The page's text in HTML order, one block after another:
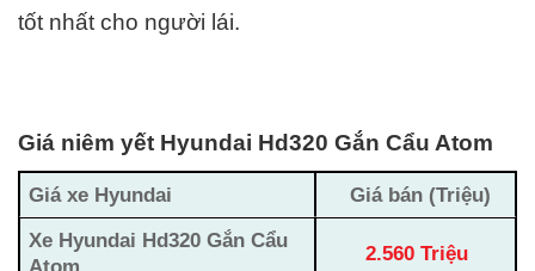
tốt nhất cho người lái.
Giá niêm yết Hyundai Hd320 Gắn Cẩu Atom
Giá xe Hyundai
Giá bán (Triệu)
Xe Hyundai Hd320 Gắn Cẩu
2.560 Triệu